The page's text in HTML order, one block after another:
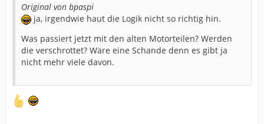
Original von bpaspi
ja, irgendwie haut die Logik nicht so richtig hin.
Was passiert jetzt mit den alten Motorteilen? Werden
die verschrottet? Wäre eine Schande denn es gibt ja
nicht mehr viele davon.